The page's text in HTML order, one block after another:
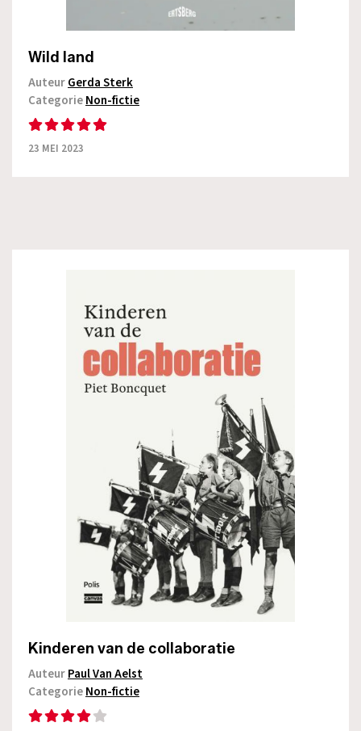
Wild land
AuteurGerda Sterk
CategorieNon-fictie
23 MEI 2023
Kinderen van de collaboratie
AuteurPaul Van Aelst
CategorieNon-fictie